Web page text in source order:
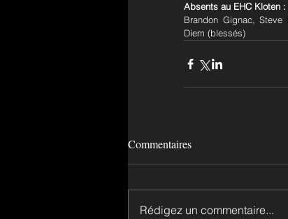
Absents au EHC Kloten :
Brandon Gignac, Steve
Diem (blessés)
Commentaires
Rédigez un commentaire...